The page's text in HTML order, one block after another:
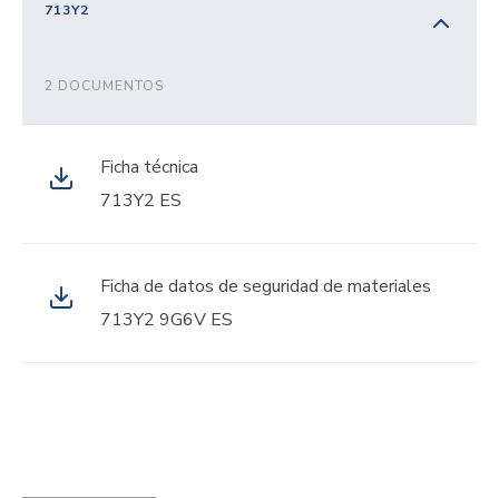
713Y2
2 DOCUMENTOS
Ficha técnica
713Y2 ES
Ficha de datos de seguridad de materiales
713Y2 9G6V ES